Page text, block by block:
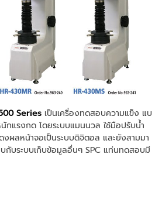
Series เป็นเครื่องทดสอบความแข็ง แบ
กแรงกด โดยระบบแมนนวล ใช้มือปรับน้ำ
ผลหน้าจอเป็นระบบดิจิตอล และยังสามมา
กับระบบเก็บข้อมูลอื่นๆ SPC แท่นทดสอบมี